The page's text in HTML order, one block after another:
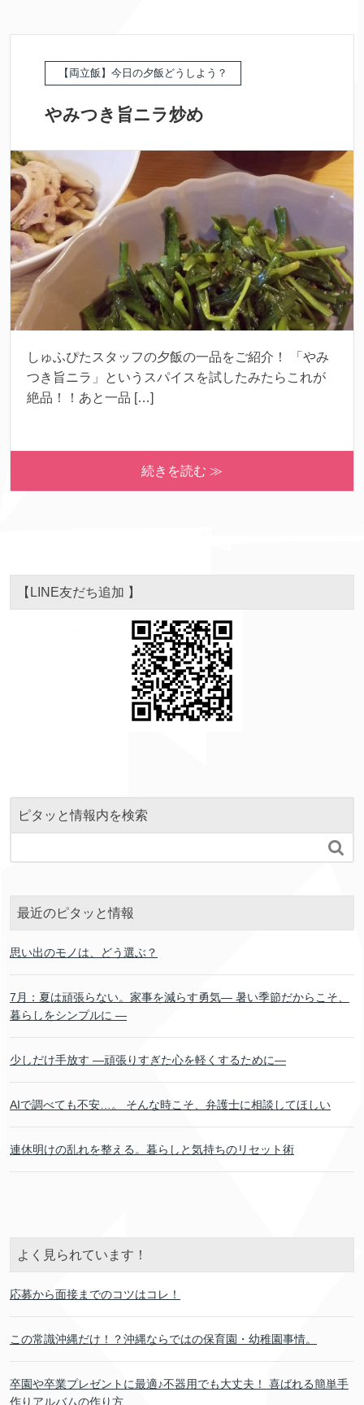
【両立飯】今日の夕飯どうしよう？
やみつき旨ニラ炒め
しゅふぴたスタッフの夕飯の一品をご紹介！ 「やみ
つき旨ニラ」というスパイスを試したみたらこれが
絶品！！あと一品 […]
続きを読む ≫
【LINE友だち追加 】
ピタッと情報内を検索

最近のピタッと情報
思い出のモノは、どう選ぶ？
7月：夏は頑張らない。家事を減らす勇気― 暑い季節だからこそ、
暮らしをシンプルに ―
少しだけ手放す ―頑張りすぎた心を軽くするために―
AIで調べても不安…。 そんな時こそ、弁護士に相談してほしい
連休明けの乱れを整える。暮らしと気持ちのリセット術
よく見られています！
応募から面接までのコツはコレ！
この常識沖縄だけ！？沖縄ならではの保育園・幼稚園事情。
卒園や卒業プレゼントに最適♪不器用でも大丈夫！ 喜ばれる簡単手
作りアルバムの作り方